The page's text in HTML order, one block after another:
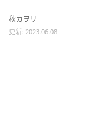
秋カヲリ
更新: 2023.06.08